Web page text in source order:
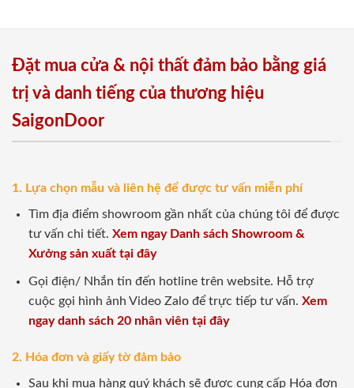
Đặt mua cửa & nội thất đảm bảo bằng giá
trị và danh tiếng của thương hiệu
SaigonDoor
1. Lựa chọn mẫu và liên hệ để được tư vấn miễn phí
Tìm địa điểm showroom gần nhất của chúng tôi để được
tư vấn chi tiết. Xem ngay Danh sách Showroom &
Xưởng sản xuất tại đây
Gọi điện/ Nhắn tin đến hotline trên website. Hỗ trợ
cuộc gọi hình ảnh Video Zalo để trực tiếp tư vấn. Xem
ngay danh sách 20 nhân viên tại đây
2. Hóa đơn và giấy tờ đảm bảo
Sau khi mua hàng quý khách sẽ được cung cấp Hóa đơn